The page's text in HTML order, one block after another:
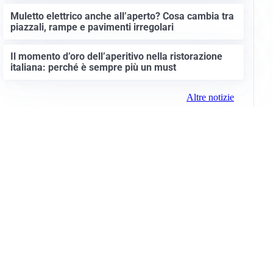
Muletto elettrico anche all’aperto? Cosa cambia tra
piazzali, rampe e pavimenti irregolari
Il momento d’oro dell’aperitivo nella ristorazione
italiana: perché è sempre più un must
Altre notizie